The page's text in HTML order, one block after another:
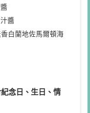
醬
白蘭地佐馬爾頓海
紀念日、生日、情